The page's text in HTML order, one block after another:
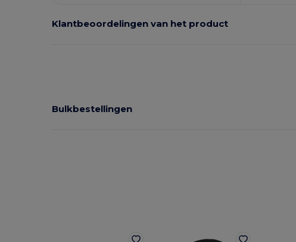
Klantbeoordelingen van het product
Bulkbestellingen